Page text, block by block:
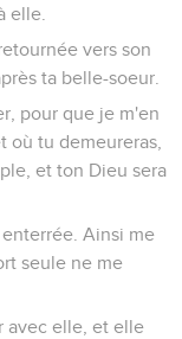
elle.
vers son
ta belle-soeur.
pour que je m'en
où tu demeureras,
et ton Dieu sera
Ainsi me
seule ne me
avec elle, et elle